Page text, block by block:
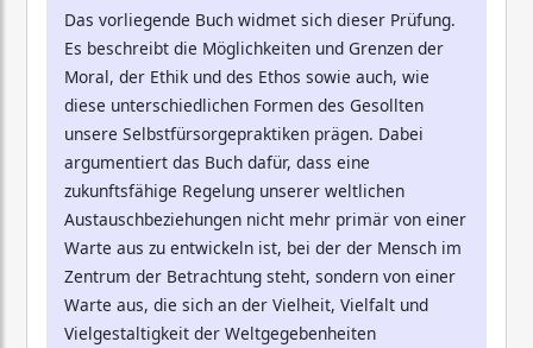
Das vorliegende Buch widmet sich dieser Prüfung.
Es beschreibt die Möglichkeiten und Grenzen der
Moral, der Ethik und des Ethos sowie auch, wie
diese unterschiedlichen Formen des Gesollten
unsere Selbstfürsorgepraktiken prägen. Dabei
argumentiert das Buch dafür, dass eine
zukunftsfähige Regelung unserer weltlichen
Austauschbeziehungen nicht mehr primär von einer
Warte aus zu entwickeln ist, bei der der Mensch im
Zentrum der Betrachtung steht, sondern von einer
Warte aus, die sich an der Vielheit, Vielfalt und
Vielgestaltigkeit der Weltgegebenheiten